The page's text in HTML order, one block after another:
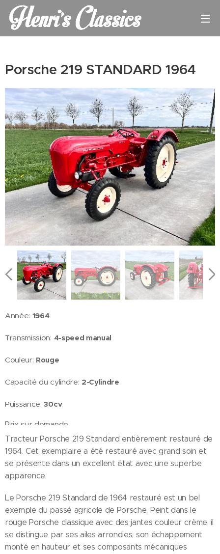
Porsche 219 STANDARD 1964
Année: 1964
Transmission: 4-speed manual
Couleur: Rouge
Capacité du cylindre: 2-Cylindre
Puissance:30cv
Prix sur demande
Tracteur Porsche 219 Standard entièrement restauré de
1964. Cet exemplaire a été restauré avec grand soin et
se présente dans un excellent état avec une superbe
apparence.
Le Porsche 219 Standard de 1964 restauré est un bel
exemple du passé agricole de Porsche. Peint dans le
rouge Porsche classique avec des jantes couleur crème, il
se distingue par ses ailes arrondies, son échappement
monté en hauteur et ses composants mécaniques